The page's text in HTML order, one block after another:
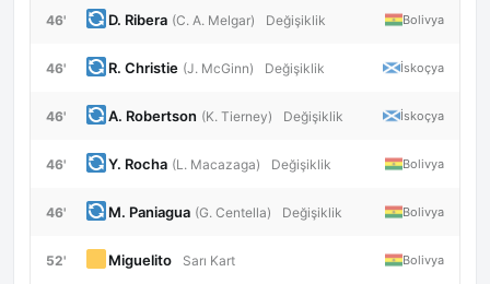
46' D. Ribera (C. A. Melgar) Değişiklik Bolivya
46' R. Christie (J. McGinn) Değişiklik İskoçya
46' A. Robertson (K. Tierney) Değişiklik İskoçya
46' Y. Rocha (L. Macazaga) Değişiklik Bolivya
46' M. Paniagua (G. Centella) Değişiklik Bolivya
52' Miguelito Sarı Kart Bolivya